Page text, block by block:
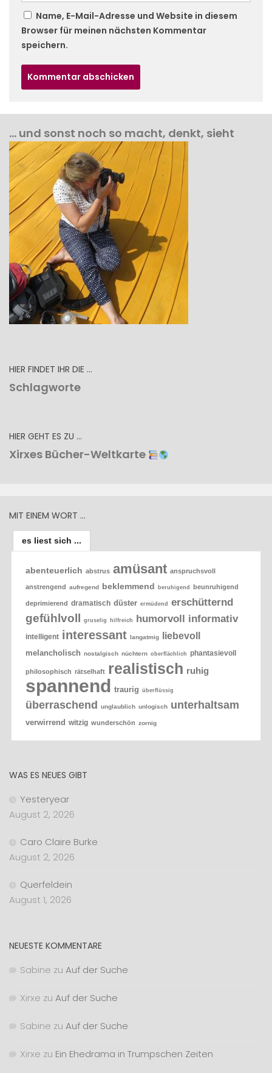
Name, E-Mail-Adresse und Website in diesem
Browser für meinen nächsten Kommentar
speichern.
… und sonst noch so macht, denkt, sieht
HIER FINDET IHR DIE …
Schlagworte
HIER GEHT ES ZU …
Xirxes Bücher-Weltkarte
MIT EINEM WORT …
es liest sich ...
abenteuerlich abstrus amüsant anspruchsvoll
anstrengend aufregend beklemmend beruhigend beunruhigend
deprimierend dramatisch düster ermüdend erschütternd
gefühlvoll gruselig hilfreich humorvoll informativ
intelligent interessant langatmig liebevoll
melancholisch nostalgisch nüchtern oberflächlich phantasievoll
philosophisch rätselhaft realistisch ruhig
spannend traurig überflüssig
überraschend unglaublich unlogisch unterhaltsam
verwirrend witzig wunderschön zornig
WAS ES NEUES GIBT
Yesteryear
August 2, 2026
Caro Claire Burke
August 2, 2026
Querfeldein
August 1, 2026
NEUESTE KOMMENTARE
Sabine zu Auf der Suche
Xirxe zu Auf der Suche
Sabine zu Auf der Suche
Xirxe zu Ein Ehedrama in Trumpschen Zeiten